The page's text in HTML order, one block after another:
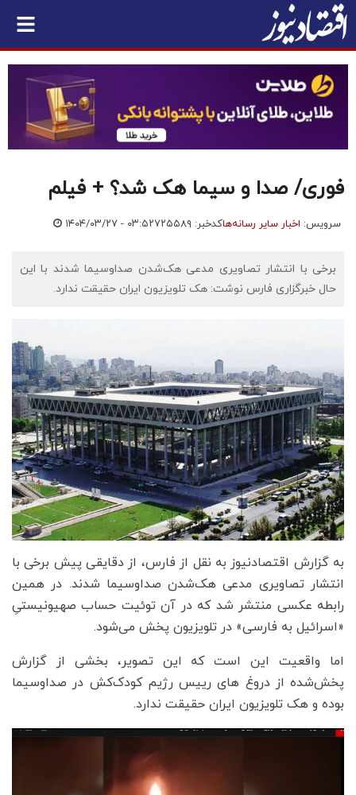
فوری/ صدا و سیما هک شد؟ + فیلم
سرویس: اخبار سایر رسانه‌هاکدخبر: ۷۲۵۵۸۹ ۱۴۰۴/۰۳/۲۷ - ۰۳:۵۲
برخی با انتشار تصاویری مدعی هک‌شدن صداوسیما شدند با این
حال خبرگزاری فارس نوشت: هک تلویزیون ایران حقیقت ندارد.
به گزارش اقتصادنیوز به نقل از فارس، از دقایقی پیش برخی با
انتشار تصاویری مدعی هک‌شدن صداوسیما شدند. در همین
رابطه عکسی منتشر شد که در آن توئیت حساب صهیونیستیِ
«اسرائیل به فارسی» در تلویزیون پخش می‌شود.
اما واقعیت این است که این تصویر، بخشی از گزارش
پخش‌شده از دروغ های رییس رژیم کودک‌کش در صداوسیما
بوده و هک تلویزیون ایران حقیقت ندارد.